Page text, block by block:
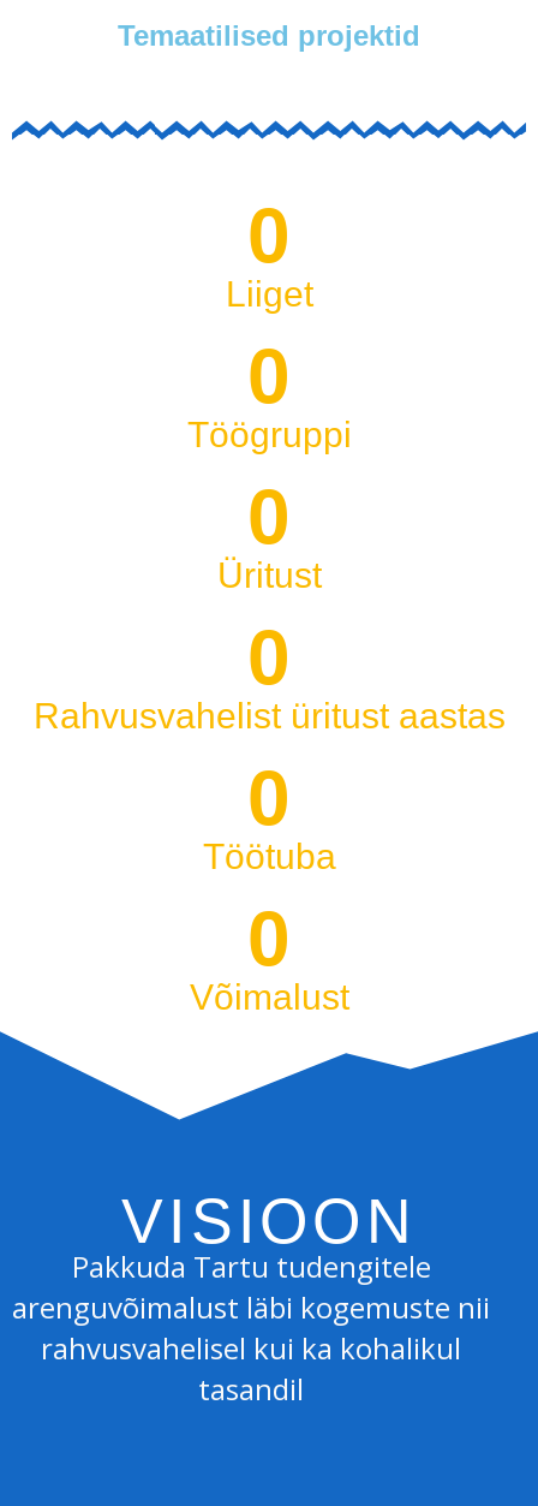
Temaatilised projektid
Liiget
0
Töögruppi
0
Üritust
0
Rahvusvahelist üritust aastas
0
Töötuba
0
Võimalust
0
VISIOON
Pakkuda Tartu tudengitele
arenguvõimalust läbi kogemuste nii
rahvusvahelisel kui ka kohalikul
tasandil